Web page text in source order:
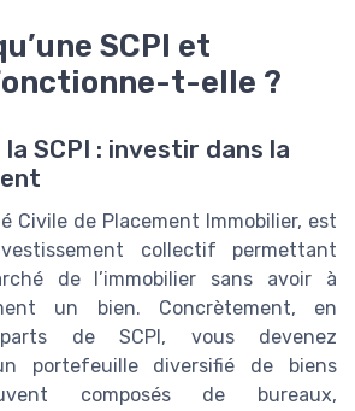
SCPI et
t-elle ?
SCPI : investir dans la
Civile de Placement Immobilier, est
collectif permettant
de l’immobilier sans avoir à
un bien. Concrètement, en
de SCPI, vous devenez
portefeuille diversifié de biens
composés de bureaux,